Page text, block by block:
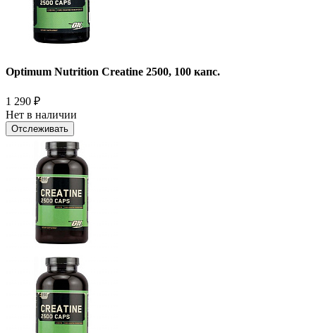
Optimum Nutrition Creatine 2500, 100 капс.
1 290 ₽
Нет в наличии
Отслеживать